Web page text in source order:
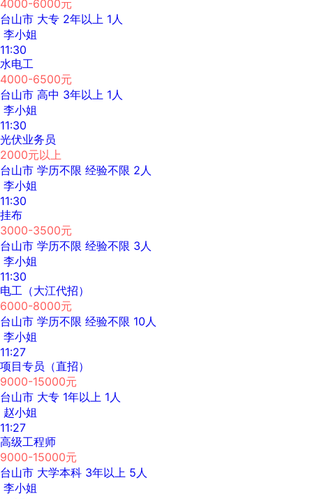
4000-6000元
台山市 大专 2年以上 1人
李小姐
11:30
水电工
4000-6500元
台山市 高中 3年以上 1人
李小姐
11:30
光伏业务员
2000元以上
台山市 学历不限 经验不限 2人
李小姐
11:30
挂布
3000-3500元
台山市 学历不限 经验不限 3人
李小姐
11:30
电工（大江代招）
6000-8000元
台山市 学历不限 经验不限 10人
李小姐
11:27
项目专员（直招）
9000-15000元
台山市 大专 1年以上 1人
赵小姐
11:27
高级工程师
9000-15000元
台山市 大学本科 3年以上 5人
李小姐